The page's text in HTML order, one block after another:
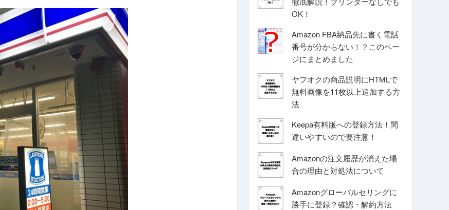
OK！
Amazon FBA納品先に書く電話
番号が分からない！？このペー
ジにまとめました
ヤフオクの商品説明にHTMLで
無料画像を11枚以上追加する方
法
Keepa有料版への登録方法！間
違いやすいので要注意！
Amazonの注文履歴が消えた場
合の理由と対処法について
Amazonグローバルセリングに
勝手に登録？確認・解約方法